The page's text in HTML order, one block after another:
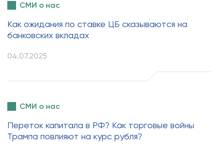
СМИ о нас
Как ожидания по ставке ЦБ сказываются на
банковских вкладах
04.07.2025
СМИ о нас
Переток капитала в РФ? Как торговые войны
Трампа повлияют на курс рубля?